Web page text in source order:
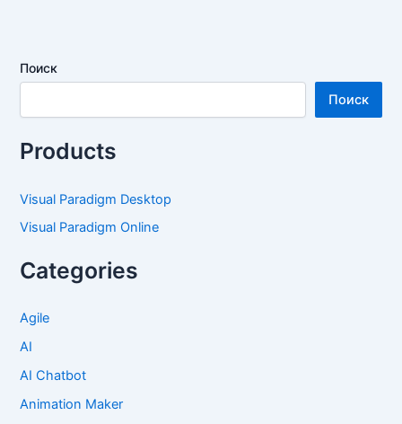
Поиск
Поиск
Products
Visual Paradigm Desktop
Visual Paradigm Online
Categories
Agile
AI
AI Chatbot
Animation Maker